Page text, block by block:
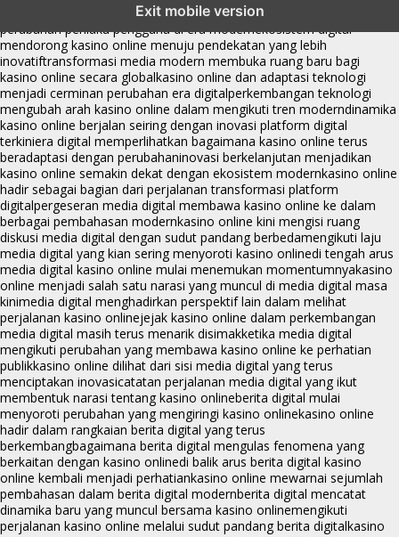
Exit mobile version
perkembangan kasino online mencerminkan
perubahan perilaku pengguna di era modernekosistem digital
mendorong kasino online menuju pendekatan yang lebih
inovatiftransformasi media modern membuka ruang baru bagi
kasino online secara globalkasino online dan adaptasi teknologi
menjadi cerminan perubahan era digitalperkembangan teknologi
mengubah arah kasino online dalam mengikuti tren moderndinamika
kasino online berjalan seiring dengan inovasi platform digital
terkiniera digital memperlihatkan bagaimana kasino online terus
beradaptasi dengan perubahaninovasi berkelanjutan menjadikan
kasino online semakin dekat dengan ekosistem modernkasino online
hadir sebagai bagian dari perjalanan transformasi platform
digitalpergeseran media digital membawa kasino online ke dalam
berbagai pembahasan modernkasino online kini mengisi ruang
diskusi media digital dengan sudut pandang berbedamengikuti laju
media digital yang kian sering menyoroti kasino onlinedi tengah arus
media digital kasino online mulai menemukan momentumnyakasino
online menjadi salah satu narasi yang muncul di media digital masa
kinimedia digital menghadirkan perspektif lain dalam melihat
perjalanan kasino onlinejejak kasino online dalam perkembangan
media digital masih terus menarik disimakketika media digital
mengikuti perubahan yang membawa kasino online ke perhatian
publikkasino online dilihat dari sisi media digital yang terus
menciptakan inovasicatatan perjalanan media digital yang ikut
membentuk narasi tentang kasino onlineberita digital mulai
menyoroti perubahan yang mengiringi kasino onlinekasino online
hadir dalam rangkaian berita digital yang terus
berkembangbagaimana berita digital mengulas fenomena yang
berkaitan dengan kasino onlinedi balik arus berita digital kasino
online kembali menjadi perhatiankasino online mewarnai sejumlah
pembahasan dalam berita digital modernberita digital mencatat
dinamika baru yang muncul bersama kasino onlinemengikuti
perjalanan kasino online melalui sudut pandang berita digitalkasino